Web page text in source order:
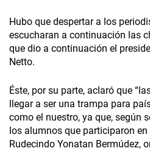
Hubo que despertar a los
escucharan a continuación las
que dio a continuación el
Netto.
Éste, por su parte, aclaró que
llegar a ser una trampa para
como el nuestro, ya que, según
los alumnos que participaron
Rudecindo Yonatan Bermúdez,